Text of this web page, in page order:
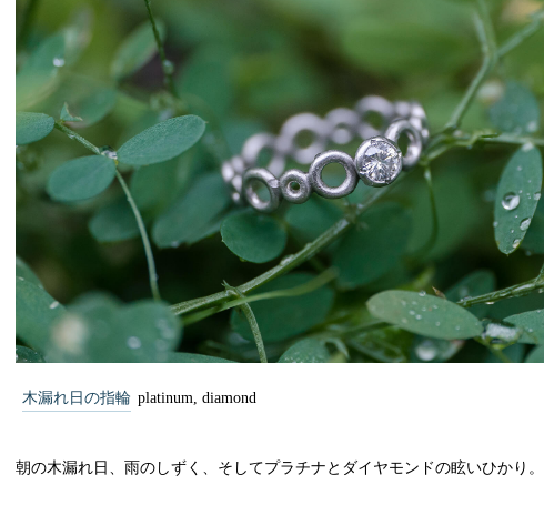
木漏れ日の指輪 platinum, diamond
朝の木漏れ日、雨のしずく、そしてプラチナとダイヤモンドの眩いひかり。